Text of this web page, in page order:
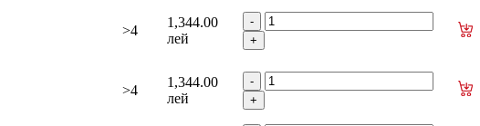
>4
1,344.00
лей
>4
1,344.00
лей